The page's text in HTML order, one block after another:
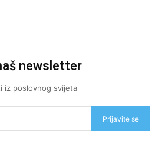
newsletter
iz poslovnog svijeta
Prijavite se